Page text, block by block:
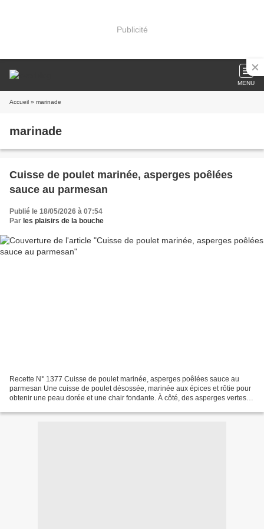
Publicité
MENU
Accueil » marinade
marinade
Cuisse de poulet marinée, asperges poêlées
sauce au parmesan
Publié le 18/05/2026 à 07:54
Par les plaisirs de la bouche
Recette N° 1377 Cuisse de poulet marinée, asperges poêlées sauce au
parmesan Une cuisse de poulet désossée, marinée aux épices et rôtie pour
obtenir une peau dorée et une chair fondante. À côté, des asperges vertes